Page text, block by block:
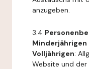
anzugeben.
3.4
Volljährigen:
Website und